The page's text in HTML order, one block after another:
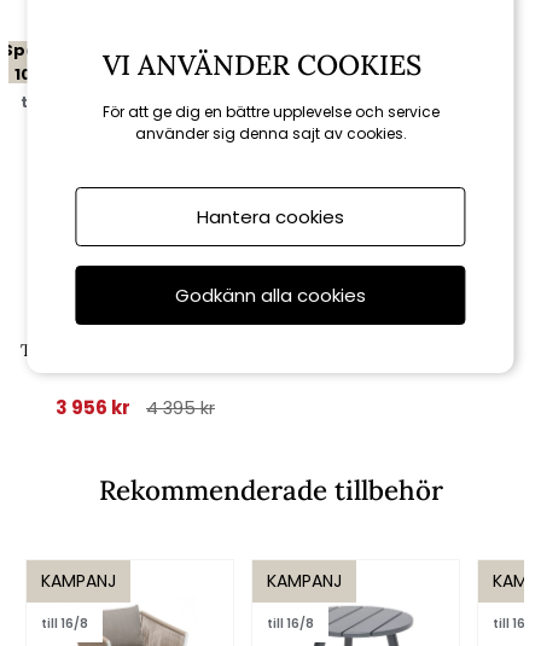
Spara
10%
till 16/8
Tennessee däckstol - oxidröd
3 956 kr 4 395 kr
Rekommenderade tillbehör
KAMPANJ
till 16/8
KAMPANJ
till 16/8 till 16/8
VI ANVÄNDER COOKIES
För att ge dig en bättre upplevelse och service
använder sig denna sajt av cookies.
Hantera cookies
Godkänn alla cookies